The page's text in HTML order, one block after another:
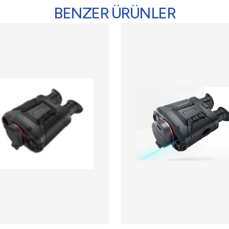
BENZER ÜRÜNLER